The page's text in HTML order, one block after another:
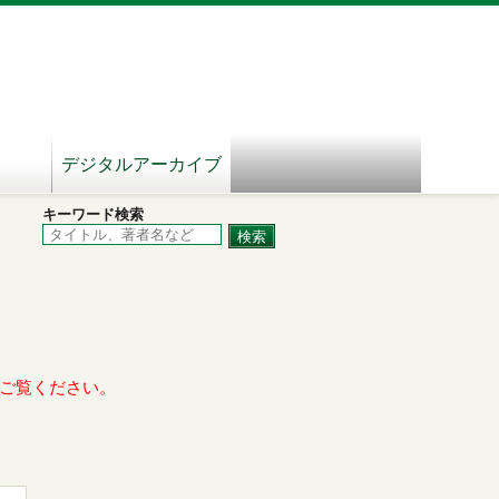
デジタルアーカイブ
キーワード検索
覧ください。